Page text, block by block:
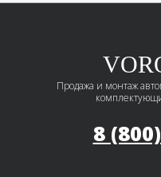
Продажа и монтаж
8